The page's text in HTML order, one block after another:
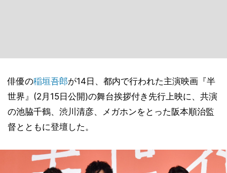
俳優の稲垣吾郎が14日、都内で行われた主演映画『半
世界』(2月15日公開)の舞台挨拶付き先行上映に、共演
の池脇千鶴、渋川清彦、メガホンをとった阪本順治監
督とともに登壇した。